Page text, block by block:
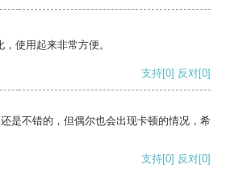
使用起来非常方便。
支持[0] 反对[0]
是不错的，但偶尔也会出现卡顿的情况，希
支持[0] 反对[0]